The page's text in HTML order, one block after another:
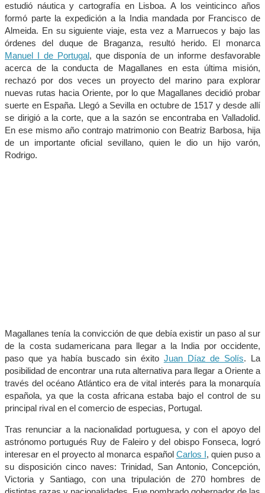
estudió náutica y cartografía en Lisboa. A los veinticinco años
formó parte la expedición a la India mandada por Francisco de
Almeida. En su siguiente viaje, esta vez a Marruecos y bajo las
órdenes del duque de Braganza, resultó herido. El monarca
Manuel I de Portugal, que disponía de un informe desfavorable
acerca de la conducta de Magallanes en esta última misión,
rechazó por dos veces un proyecto del marino para explorar
nuevas rutas hacia Oriente, por lo que Magallanes decidió probar
suerte en España. Llegó a Sevilla en octubre de 1517 y desde allí
se dirigió a la corte, que a la sazón se encontraba en Valladolid.
En ese mismo año contrajo matrimonio con Beatriz Barbosa, hija
de un importante oficial sevillano, quien le dio un hijo varón,
Rodrigo.
Magallanes tenía la convicción de que debía existir un paso al sur
de la costa sudamericana para llegar a la India por occidente,
paso que ya había buscado sin éxito Juan Díaz de Solís. La
posibilidad de encontrar una ruta alternativa para llegar a Oriente a
través del océano Atlántico era de vital interés para la monarquía
española, ya que la costa africana estaba bajo el control de su
principal rival en el comercio de especias, Portugal.
Tras renunciar a la nacionalidad portuguesa, y con el apoyo del
astrónomo portugués Ruy de Faleiro y del obispo Fonseca, logró
interesar en el proyecto al monarca español Carlos I, quien puso a
su disposición cinco naves: Trinidad, San Antonio, Concepción,
Victoria y Santiago, con una tripulación de 270 hombres de